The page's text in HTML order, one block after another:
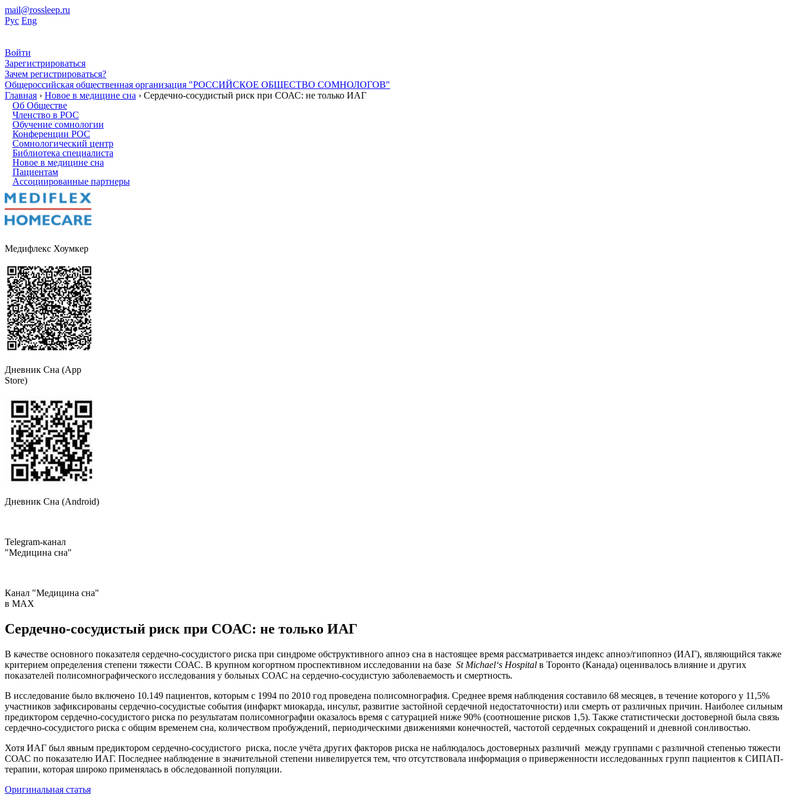
mail@rossleep.ru
Рус Eng
Войти
Зарегистрироваться
Зачем регистрироваться?
Общероссийская общественная организация "РОССИЙСКОЕ ОБЩЕСТВО СОМНОЛОГОВ"
Главная › Новое в медицине сна › Сердечно-сосудистый риск при СОАС: не только ИАГ
Об Обществе
Членство в РОС
Обучение сомнологии
Конференции РОС
Сомнологический центр
Библиотека специалиста
Новое в медицине сна
Пациентам
Ассоциированные партнеры
Медифлекс Хоумкер
Дневник Сна (App
Store)
Дневник Сна (Android)
Telegram-канал
"Медицина сна"
Канал "Медицина сна"
в МAX
Сердечно-сосудистый риск при СОАС: не только ИАГ
В качестве основного показателя сердечно-сосудистого риска при синдроме обструктивного апноэ сна в настоящее время рассматривается индекс апноэ/гипопноэ (ИАГ), являющийся также
критерием определения степени тяжести СОАС. В крупном когортном проспективном исследовании на базе St Michael‘s Hospital в Торонто (Канада) оценивалось влияние и других
показателей полисомнографического исследования у больных СОАС на сердечно-сосудистую заболеваемость и смертность.
В исследование было включено 10.149 пациентов, которым с 1994 по 2010 год проведена полисомнография. Среднее время наблюдения составило 68 месяцев, в течение которого у 11,5%
участников зафиксированы сердечно-сосудистые события (инфаркт миокарда, инсульт, развитие застойной сердечной недостаточности) или смерть от различных причин. Наиболее сильным
предиктором сердечно-сосудистого риска по результатам полисомнографии оказалось время с сатурацией ниже 90% (соотношение рисков 1,5). Также статистически достоверной была связь
сердечно-сосудистого риска с общим временем сна, количеством пробуждений, периодическими движениями конечностей, частотой сердечных сокращений и дневной сонливостью.
Хотя ИАГ был явным предиктором сердечно-сосудистого риска, после учёта других факторов риска не наблюдалось достоверных различий между группами с различной степенью тяжести
СОАС по показателю ИАГ. Последнее наблюдение в значительной степени нивелируется тем, что отсутствовала информация о приверженности исследованных групп пациентов к СИПАП-
терапии, которая широко применялась в обследованной популяции.
Оригинальная статья